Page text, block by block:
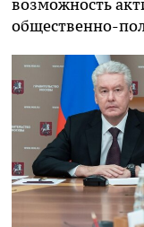
возможность
общественно-